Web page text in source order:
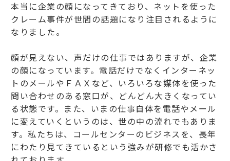
本当に企業の顔になってきており、ネットを使った
クレーム事件が世間の話題になり注目されるように
なりました。
顔が見えない、声だけの仕事ではありますが、企業
の顔になっています。電話だけでなくインターネッ
トのメールやＦＡＸなど、いろいろな媒体を使った
問い合わせのある窓口が、どんどん大きくなってい
る状態です。また、いまの仕事自体を電話やメール
に変えていくというのは、世の中の流れでもありま
す。私たちは、コールセンターのビジネスを、長年
にわたり見てきているという強みが研修でも活かさ